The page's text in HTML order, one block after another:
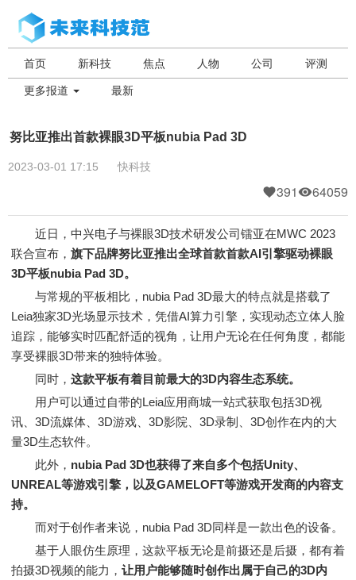
首页 新科技 焦点 人物 公司 评测
更多报道 最新
努比亚推出首款裸眼3D平板nubia Pad 3D
2023-03-01 17:15 快科技
391 64059
近日，中兴电子与裸眼3D技术研发公司镭亚在MWC 2023
联合宣布， 旗下品牌努比亚推出全球首款首款AI引擎驱动裸眼
3D平板nubia Pad 3D。
与常规的平板相比，nubia Pad 3D最大的特点就是搭载了
Leia独家3D光场显示技术，凭借AI算力引擎，实现动态立体人脸
追踪，能够实时匹配舒适的视角，让用户无论在任何角度，都能
享受裸眼3D带来的独特体验。
同时， 这款平板有着目前最大的3D内容生态系统。
用户可以通过自带的Leia应用商城一站式获取包括3D视
讯、3D流媒体、3D游戏、3D影院、3D录制、3D创作在内的大
量3D生态软件。
此外， nubia Pad 3D也获得了来自多个包括Unity、
UNREAL等游戏引擎，以及GAMELOFT等游戏开发商的内容支
持。
而对于创作者来说，nubia Pad 3D同样是一款出色的设备。
基于人眼仿生原理，这款平板无论是前摄还是后摄，都有着
拍摄3D视频的能力， 让用户能够随时创作出属于自己的3D内